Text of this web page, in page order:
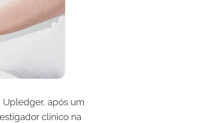
Upledger, após um
clínico na